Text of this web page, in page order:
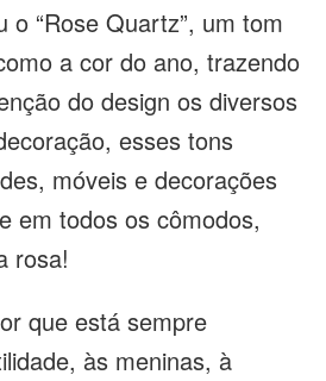
“Rose Quartz”, um tom
a cor do ano, trazendo
do design os diversos
esses tons
móveis e decorações
em todos os cômodos,
rosa!
que está sempre
às meninas, à